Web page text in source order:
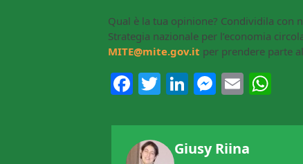
Qual è la tua opinione? Condividila con
Strategia nazionale per l’economia
MITE@mite.gov.it per prendere parte
Facebook
Twitter
LinkedIn
Email
Giusy Riina